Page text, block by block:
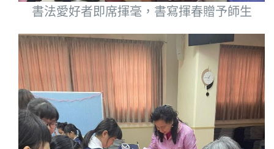
書法愛好者即席揮毫，書寫揮春贈予師生